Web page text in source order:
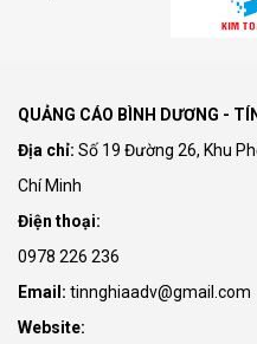
QUẢNG CÁO BÌNH DƯƠNG -
Địa chỉ: Số 19 Đường 26, Khu
Chí Minh
Điện thoại:
0978 226 236
Email: tinnghiaadv@gmail.com
Website: